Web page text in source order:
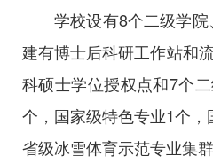
学校设有8个二级学
建有博士后科研工作站和
科硕士学位授权点和7个
个，国家级特色专业1个
省级冰雪体育示范专业集